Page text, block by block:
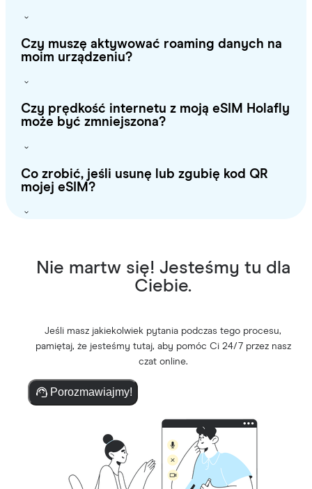
Czy muszę aktywować roaming danych na
moim urządzeniu?
Czy prędkość internetu z moją eSIM Holafly
może być zmniejszona?
Co zrobić, jeśli usunę lub zgubię kod QR
mojej eSIM?
Nie martw się! Jesteśmy tu dla
Ciebie.
Jeśli masz jakiekolwiek pytania podczas tego procesu,
pamiętaj, że jesteśmy tutaj, aby pomóc Ci 24/7 przez nasz
czat online.
Porozmawiajmy!